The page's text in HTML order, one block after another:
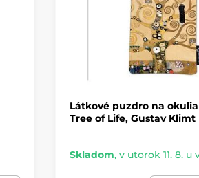
Látkové puzdro na
Tree of Life, Gustav Klimt
Skladom, v utorok 11. 8. u